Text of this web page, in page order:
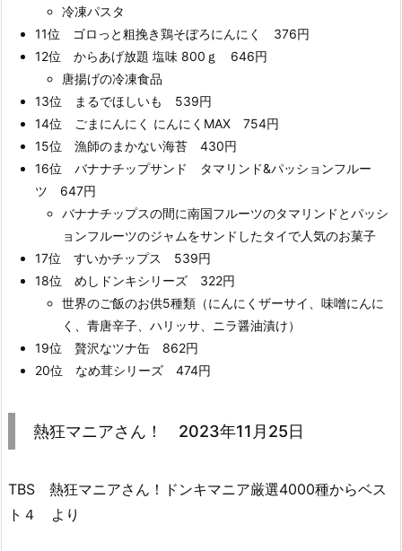
冷凍パスタ
11位 ゴロっと粗挽き鶏そぼろにんにく 376円
12位 からあげ放題 塩味 800ｇ 646円
唐揚げの冷凍食品
13位 まるでほしいも 539円
14位 ごまにんにく にんにくMAX 754円
15位 漁師のまかない海苔 430円
16位 バナナチップサンド タマリンド&パッションフルー
ツ 647円
バナナチップスの間に南国フルーツのタマリンドとパッシ
ョンフルーツのジャムをサンドしたタイで人気のお菓子
17位 すいかチップス 539円
18位 めしドンキシリーズ 322円
世界のご飯のお供5種類（にんにくザーサイ、味噌にんに
く、青唐辛子、ハリッサ、ニラ醤油漬け）
19位 贅沢なツナ缶 862円
20位 なめ茸シリーズ 474円
熱狂マニアさん！ 2023年11月25日
TBS 熱狂マニアさん！ドンキマニア厳選4000種からベス
ト４ より